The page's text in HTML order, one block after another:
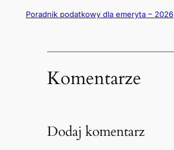
Poradnik podatkowy dla emeryta – 2026
Komentarze
Dodaj komentarz